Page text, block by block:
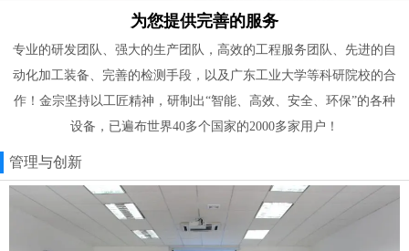
为您提供完善的服务
专业的研发团队、强大的生产团队，高效的工程服务团队、先进的自
动化加工装备、完善的检测手段，以及广东工业大学等科研院校的合
作！金宗坚持以工匠精神，研制出“智能、高效、安全、环保”的各种
设备，已遍布世界40多个国家的2000多家用户！
管理与创新